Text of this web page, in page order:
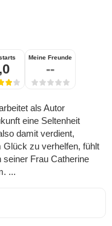
Meine Freunde
--
als Autor
eine Seltenheit
damit verdient,
Glück zu verhelfen, fühlt
Frau Catherine
...